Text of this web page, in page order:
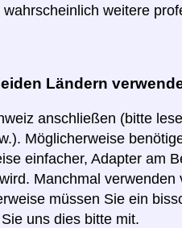
weitere
Ländern
anschließen (bitte
Möglicherweise
einfacher, Adapter am
Manchmal verwenden
müssen Sie ein
uns dies bitte mit.